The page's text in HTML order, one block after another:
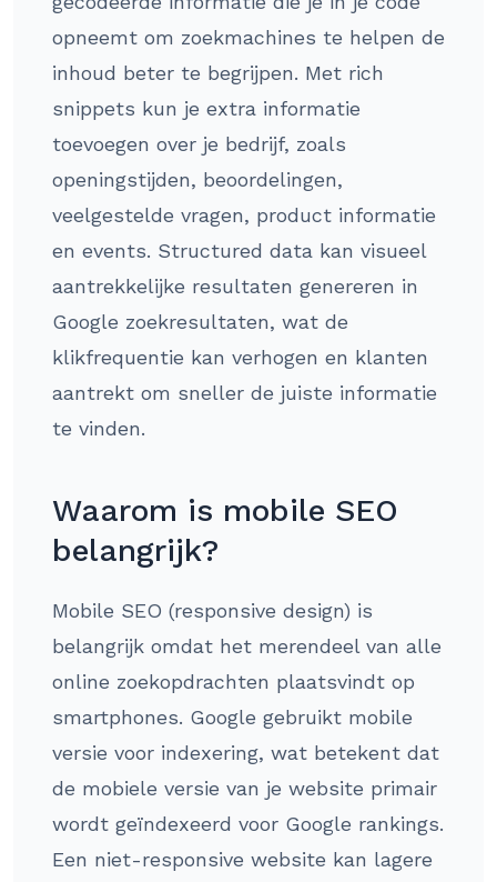
opneemt om zoekmachines te helpen de
inhoud beter te begrijpen. Met rich
snippets kun je extra informatie
toevoegen over je bedrijf, zoals
openingstijden, beoordelingen,
veelgestelde vragen, product informatie
en events. Structured data kan visueel
aantrekkelijke resultaten genereren in
Google zoekresultaten, wat de
klikfrequentie kan verhogen en klanten
aantrekt om sneller de juiste informatie
te vinden.
Waarom is mobile SEO
belangrijk?
Mobile SEO (responsive design) is
belangrijk omdat het merendeel van alle
online zoekopdrachten plaatsvindt op
smartphones. Google gebruikt mobile
versie voor indexering, wat betekent dat
de mobiele versie van je website primair
wordt geïndexeerd voor Google rankings.
Een niet-responsive website kan lagere